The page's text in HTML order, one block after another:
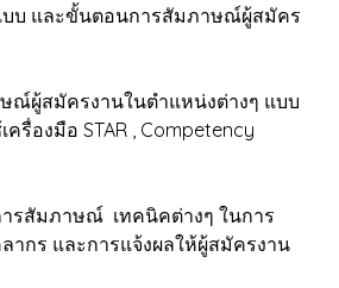
บบ และขั้นตอนการสัมภาษณ์ผู้สมัคร
ณ์ผู้สมัครงานในตำแหน่งต่างๆ แบบ
ครื่องมือ STAR , Competency
ารสัมภาษณ์ เทคนิคต่างๆ ในการ
ากร และการแจ้งผลให้ผู้สมัครงาน